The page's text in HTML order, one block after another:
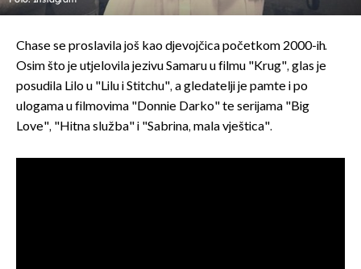
Chase se proslavila još kao djevojčica početkom 2000-ih.
Osim što je utjelovila jezivu Samaru u filmu "Krug", glas je
posudila Lilo u "Lilu i Stitchu", a gledatelji je pamte i po
ulogama u filmovima "Donnie Darko" te serijama "Big
Love", "Hitna služba" i "Sabrina, mala vještica".